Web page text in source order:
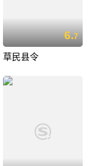
6.7
草民县令